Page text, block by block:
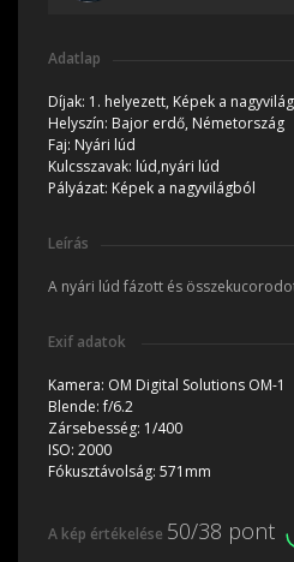
Adatlap
Díjak: 1. helyezett, Képek a
Helyszín: Bajor erdő, Németország
Faj: Nyári lúd
Kulcsszavak: lúd,nyári lúd
Pályázat: Képek a nagyvilágból
Leírás
A nyári lúd fázott és
Exif adatok
Kamera: OM Digital Solutions OM-1
Blende:f/6.2
Zársebesség: 1/400
ISO: 2000
Fókusztávolság: 571mm
A kép értékelése 50/38 pont